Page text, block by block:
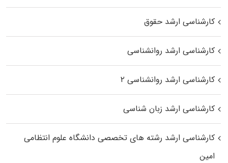
کارشناسی ارشد حقوق
کارشناسی ارشد روانشناسی
کارشناسی ارشد روانشناسی ۲
کارشناسی ارشد زبان شناسی
کارشناسی ارشد رﺷﺘﻪ ﻫﺎی تخصصی داﻧﺸﮕﺎه ﻋﻠﻮم انتظامی
اﻣﻴﻦ